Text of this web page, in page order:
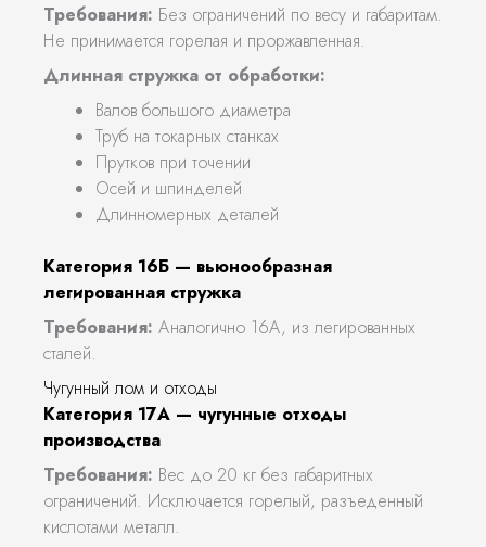
Требования: Без ограничений по весу и габаритам.
Не принимается горелая и проржавленная.
Длинная стружка от обработки:
Валов большого диаметра
Труб на токарных станках
Прутков при точении
Осей и шпинделей
Длинномерных деталей
Категория 16Б — вьюнообразная
легированная стружка
Требования: Аналогично 16А, из легированных
сталей.
Чугунный лом и отходы
Категория 17А — чугунные отходы
производства
Требования: Вес до 20 кг без габаритных
ограничений. Исключается горелый, разъеденный
кислотами металл.